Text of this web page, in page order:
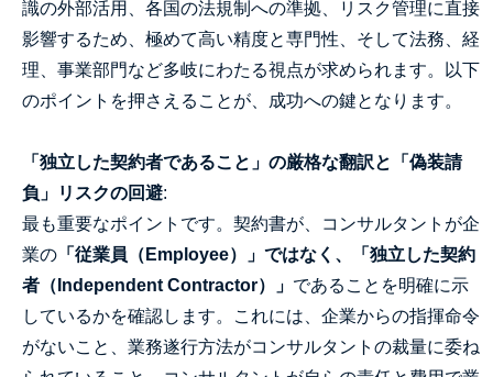
識の外部活用、各国の法規制への準拠、リスク管理に直接
影響するため、極めて高い精度と専門性、そして法務、経
理、事業部門など多岐にわたる視点が求められます。以下
のポイントを押さえることが、成功への鍵となります。
「独立した契約者であること」の厳格な翻訳と「偽装請
負」リスクの回避:
最も重要なポイントです。契約書が、コンサルタントが企
業の 「従業員（Employee）」ではなく、「独立した契約
者（Independent Contractor）」 であることを明確に示
しているかを確認します。これには、企業からの指揮命令
がないこと、業務遂行方法がコンサルタントの裁量に委ね